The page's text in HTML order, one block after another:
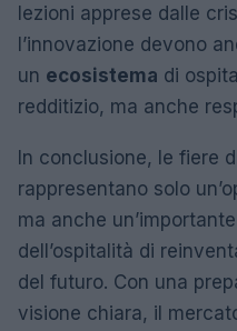
lezioni apprese dalle
l’innovazione devono
un ecosistema di
redditizio, ma anche
In conclusione, le fiere
rappresentano solo
ma anche
dell’ospitalità di
del futuro. Con una
visione chiara, il